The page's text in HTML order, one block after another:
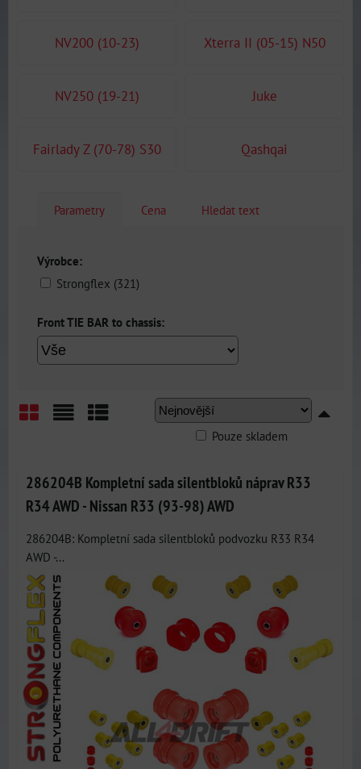
NV200 (10-23) Xterra II (05-15) N50
NV250 (19-21) Juke
Fairlady Z (70-78) S30 Qashqai
Parametry Cena Hledat text
Výrobce:
Strongflex (321)
Front TIE BAR to chassis:
Pouze skladem
286204B Kompletní sada silentbloků náprav R33
R34 AWD - Nissan R33 (93-98) AWD
286204B: Kompletní sada silentbloků podvozku R33 R34
AWD -...